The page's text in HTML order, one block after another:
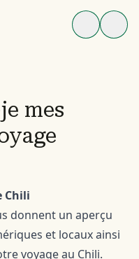
mes
Chili
donnent un aperçu
et locaux ainsi
voyage au Chili.